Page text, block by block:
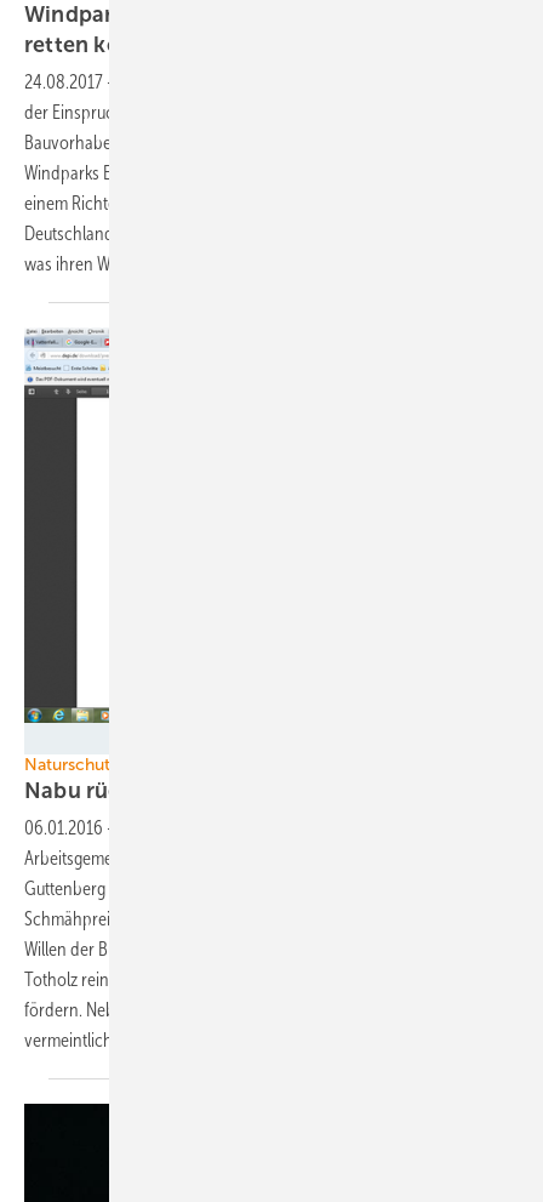
Windparks – und wie Investoren die Projekte
retten können.
24.08.2017 -
der Einspruchsrechte von Natur-, Landschafts- und Tierschützern bei
Bauvorhaben, das insbesondere auf die Genehmigung von
Windparks Einfluss hat. Der Europäische Gerichtshof (EuGH) hat mit
einem Richterspruch diese Rechte der Umweltschützer gestärkt und
Deutschland das Gesetz zu ihren Gunsten inzwischen angepasst –
was ihren Widerstand gegen Windkraftausbau befeuern
Naturschutz-Verweigerer des Jahres
Nabu rügt konservativen
06.01.2016 -
Arbeitsgemeinschaft Deutscher Waldbesitzerverbände Philipp zu
Guttenberg als Dinosaurier des Jahres ausgezeichnet. Der
Schmähpreis gilt dessen Widerstand, dass Waldbesitzer nach dem
Willen der Bundesregierung fünf Prozent der Forstflächen nicht von
Totholz reinigen sollen, um die Vielfalt von Pflanzen und Tieren zu
fördern. Nebenbei entlarvt der Preis die Unstimmigkeit einer
vermeintlich konservativen